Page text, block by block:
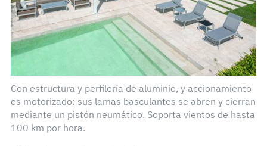
Con estructura y perfilería de aluminio, y accionamiento
es motorizado: sus lamas basculantes se abren y cierran
mediante un pistón neumático. Soporta vientos de hasta
100 km por hora.